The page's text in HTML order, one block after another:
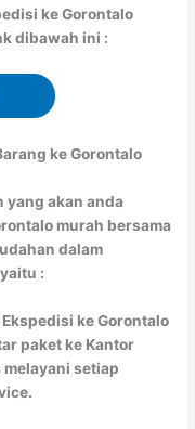
ke Gorontalo
dibawah ini :
ke Gorontalo
yang akan anda
murah bersama
dalam
:
Ekspedisi ke Gorontalo
paket ke Kantor
melayani setiap